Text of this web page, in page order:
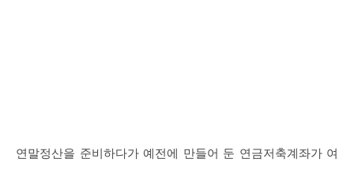
연말정산을 준비하다가 예전에 만들어 둔 연금저축계좌가 여